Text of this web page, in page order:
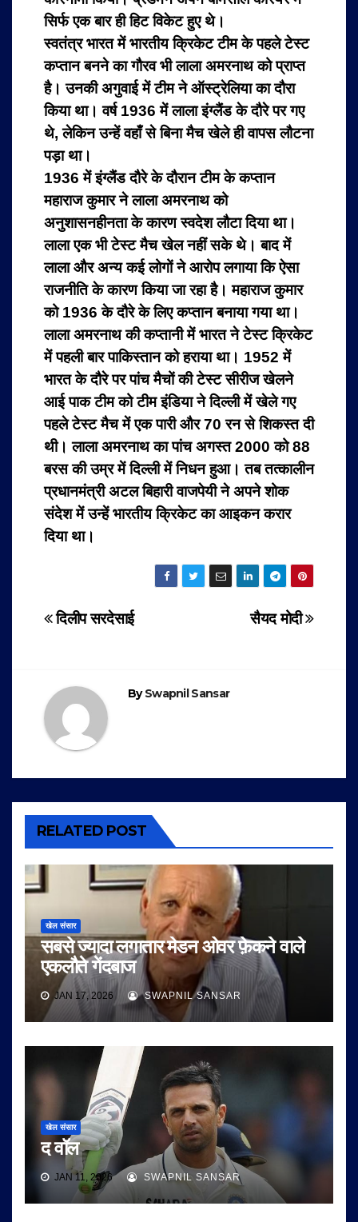
सिर्फ एक बार ही हिट विकेट हुए थे।
स्वतंत्र भारत में भारतीय क्रिकेट टीम के पहले टेस्ट
कप्तान बनने का गौरव भी लाला अमरनाथ को प्राप्त
है। उनकी अगुवाई में टीम ने ऑस्‍ट्रेलिया का दौरा
किया था। वर्ष 1936 में लाला इंग्लैंड के दौरे पर गए
थे, लेकिन उन्हें वहाँ से बिना मैच खेले ही वापस लौटना
पड़ा था।
1936 में इंग्लैंड दौरे के दौरान टीम के कप्तान
महाराज कुमार ने लाला अमरनाथ को
अनुशासनहीनता के कारण स्वदेश लौटा दिया था।
लाला एक भी टेस्ट मैच खेल नहीं सके थे। बाद में
लाला और अन्य कई लोगों ने आरोप लगाया कि ऐसा
राजनीति के कारण किया जा रहा है। महाराज कुमार
को 1936 के दौरे के लिए कप्तान बनाया गया था।
लाला अमरनाथ की कप्‍तानी में भारत ने टेस्ट क्रिकेट
में पहली बार पाकिस्तान को हराया था। 1952 में
भारत के दौरे पर पांच मैचों की टेस्ट सीरीज खेलने
आई पाक टीम को टीम इंडिया ने ‌दिल्ली में खेले गए
पहले टेस्ट मैच में एक पारी और 70 रन से शिकस्त दी
थी।लाला अमरनाथ का पांच अगस्त 2000 को 88
बरस की उम्र में दिल्ली में निधन हुआ। तब तत्कालीन
प्रधानमंत्री अटल बिहारी वाजपेयी ने अपने शोक
संदेश में उन्हें भारतीय क्रिकेट का आइकन करार
दिया था।
Post
सैयद मोदी
दिलीप सरदेसाई
BySwapnil Sansar
RELATED POST
खेल संसार
सबसे ज्यादा लगातार मेडन ओवर फ़ेकने वाले
एकलौते गेंदबाज
JAN 17, 2026 SWAPNIL SANSAR
खेल संसार
द वॉल
JAN 11, 2026 SWAPNIL SANSAR